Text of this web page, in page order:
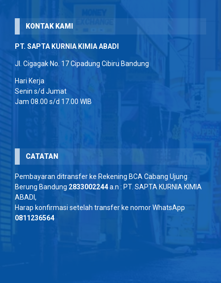
KONTAK KAMI
PT. SAPTA KURNIA KIMIA ABADI
Jl. Cigagak No. 17 Cipadung Cibiru Bandung
Hari Kerja
Senin s/d Jumat
Jam 08.00 s/d 17.00 WIB
CATATAN
Pembayaran ditransfer ke Rekening BCA Cabang Ujung
Berung Bandung 2833002244a.n : PT. SAPTA KURNIA KIMIA
ABADI,
Harap konfirmasi setelah transfer ke nomor WhatsApp
0811236564